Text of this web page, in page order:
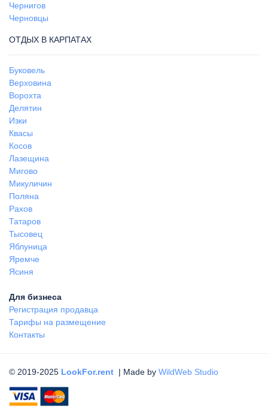
Чернигов
Черновцы
ОТДЫХ В КАРПАТАХ
Буковель
Верховина
Ворохта
Делятин
Изки
Квасы
Косов
Лазещина
Мигово
Микуличин
Поляна
Рахов
Татаров
Тысовец
Яблуница
Яремче
Ясиня
Для бизнеса
Регистрация продавца
Тарифы на размещение
Контакты
© 2019-2025 LookFor.rent | Made by WildWeb Studio